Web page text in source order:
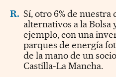
R. Sí, otro 6% de nuestra
alternativos a la Bolsa
ejemplo, con una
parques de energía
de la mano de un
Castilla-La Mancha.